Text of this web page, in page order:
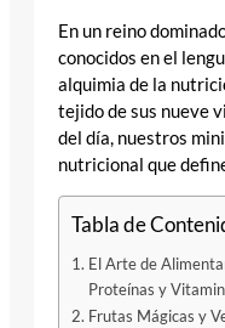
En un reino
conocidos en el
alquimia de la
tejido de sus nueve
del día, nuestros
nutricional que
Tabla de
El Arte de
Proteínas y
Frutas Mágicas y